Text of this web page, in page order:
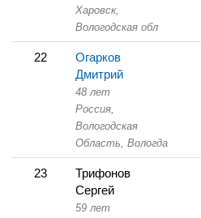
Харовск,
Вологодская обл
22
Огарков
Дмитрий
48 лет
Россия,
Вологодская
Область, Вологда
23
Трифонов
Сергей
59 лет